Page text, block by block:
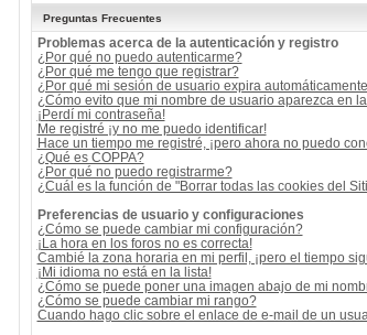
Preguntas Frecuentes
Problemas acerca de la autenticación y registro
¿Por qué no puedo autenticarme?
¿Por qué me tengo que registrar?
¿Por qué mi sesión de usuario expira
¿Cómo evito que mi nombre de usuario aparezca en
¡Perdí mi contraseña!
Me registré ¡y no me puedo identificar!
Hace un tiempo me registré, ¡pero ahora no puedo
¿Qué es COPPA?
¿Por qué no puedo registrarme?
¿Cuál es la función de "Borrar todas las cookies del
Preferencias de usuario y configuraciones
¿Cómo se puede cambiar mi configuración?
¡La hora en los foros no es correcta!
Cambié la zona horaria en mi perfil, ¡pero el tiempo
¡Mi idioma no está en la lista!
¿Cómo se puede poner una imagen abajo de mi
¿Cómo se puede cambiar mi rango?
Cuando hago clic sobre el enlace de e-mail de un